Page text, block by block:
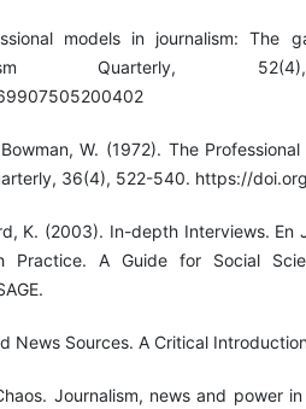
models in journalism: The
Quarterly,
W. (1972). The
36(4), 522-540. https://
K. (2003). In-depth Interviews. En
Practice. A Guide for Social
News Sources. A Critical
Journalism, news and power